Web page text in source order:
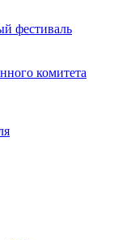
фестиваль
комитета